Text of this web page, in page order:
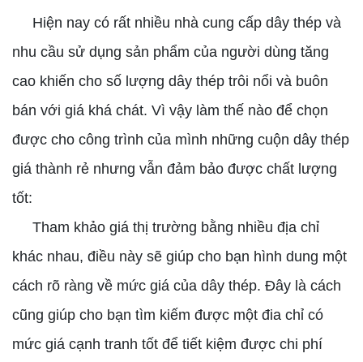
Hiện nay có rất nhiều nhà cung cấp dây thép và
nhu cầu sử dụng sản phẩm của người dùng tăng
cao khiến cho số lượng dây thép trôi nổi và buôn
bán với giá khá chát. Vì vậy làm thế nào để chọn
được cho công trình của mình những cuộn dây thép
giá thành rẻ nhưng vẫn đảm bảo được chất lượng
tốt:
Tham khảo giá thị trường bằng nhiều địa chỉ
khác nhau, điều này sẽ giúp cho bạn hình dung một
cách rõ ràng về mức giá của dây thép. Đây là cách
cũng giúp cho bạn tìm kiếm được một đia chỉ có
mức giá cạnh tranh tốt để tiết kiệm được chi phí